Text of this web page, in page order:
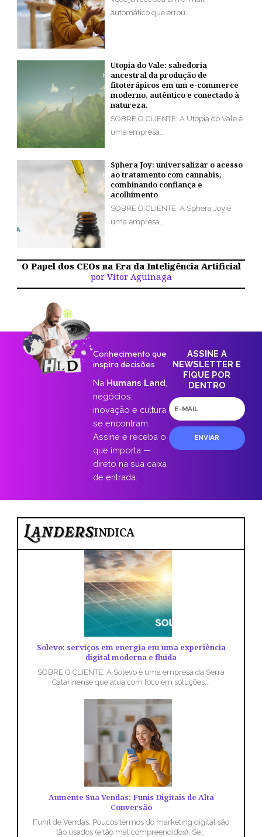
automático que errou...
Utopia do Vale: sabedoria
ancestral da produção de
fitoterápicos em um e-commerce
moderno, autêntico e conectado à
natureza.
SOBRE O CLIENTE: A Utopia do Vale é
uma empresa...
Sphera Joy: universalizar o acesso
ao tratamento com cannabis,
combinando confiança e
acolhimento
SOBRE O CLIENTE: A Sphera Joy é
uma empresa...
O Papel dos CEOs na Era da Inteligência Artificial
por Vitor Aguinaga
Conhecimento que
inspira decisões
Na Humans Land
negócios,
inovação e cultura
se encontram.
Assine e receba o
que importa —
direto na sua caixa
de entrada.
ASSINE A
NEWSLETTER E
FIQUE POR
DENTRO
E-
mail
ENVIAR
INDICA
Solevo: serviços em energia em uma experiência
digital moderna e fluida
SOBRE O CLIENTE: A Solevo é uma empresa da Serra
Catarinense que atua com foco em soluções...
Aumente Sua Vendas: Funis Digitais de Alta
Conversão
Funil de Vendas. Poucos termos do marketing digital são
tão usados (e tão mal compreendidos). Se...